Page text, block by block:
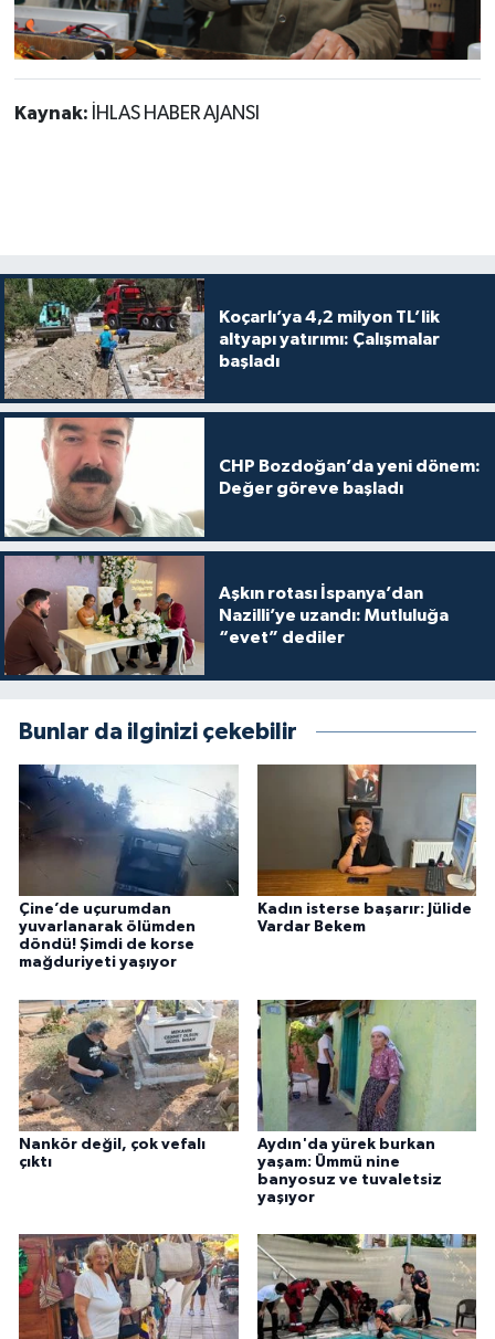
Kaynak: İHLAS HABER AJANSI
Koçarlı’ya 4,2 milyon TL’lik
altyapı yatırımı: Çalışmalar
başladı
CHP Bozdoğan’da yeni dönem:
Değer göreve başladı
Aşkın rotası İspanya’dan
Nazilli’ye uzandı: Mutluluğa
“evet” dediler
Bunlar da ilginizi çekebilir
Çine’de uçurumdan
yuvarlanarak ölümden
döndü! Şimdi de korse
mağduriyeti yaşıyor
Kadın isterse başarır: Jülide
Vardar Bekem
Nankör değil, çok vefalı
çıktı
Aydın'da yürek burkan
yaşam: Ümmü nine
banyosuz ve tuvaletsiz
yaşıyor